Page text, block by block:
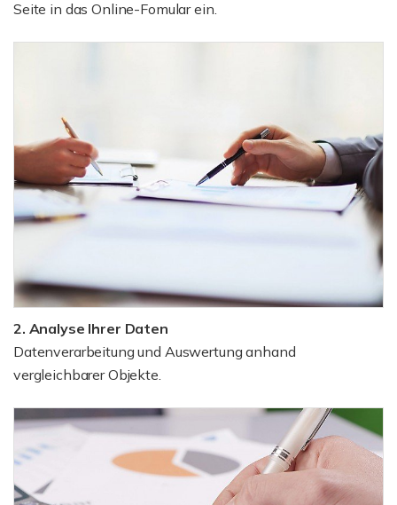
Seite in das Online-Fomular ein.
2. Analyse Ihrer Daten
Datenverarbeitung und Auswertung anhand
vergleichbarer Objekte.